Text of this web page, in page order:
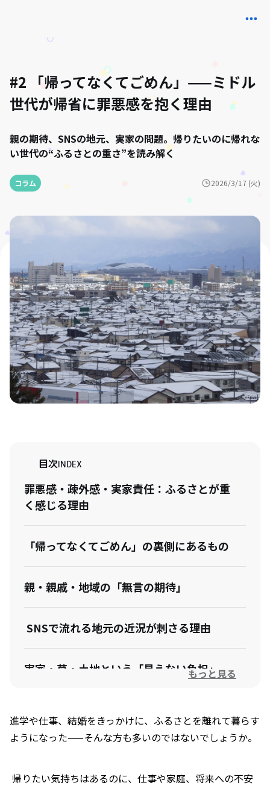
#2 「帰ってなくてごめん」——ミドル
世代が帰省に罪悪感を抱く理由
親の期待、SNSの地元、実家の問題。帰りたいのに帰れな
い世代の“ふるさとの重さ”を読み解く
コラム 2026/3/17 (火)
目次INDEX
罪悪感・疎外感・実家責任：ふるさとが重
く感じる理由
「帰ってなくてごめん」の裏側にあるもの
親・親戚・地域の「無言の期待」
SNSで流れる地元の近況が刺さる理由
実家・墓・土地という「見えない負担」
もっと見る
進学や仕事、結婚をきっかけに、ふるさとを離れて暮らす
ようになった——そんな方も多いのではないでしょうか。
帰りたい気持ちはあるのに、仕事や家庭、将来への不安